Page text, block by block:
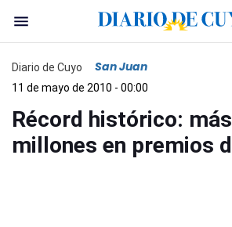
Diario de Cuyo San Juan
11 de mayo de 2010 - 00:00
Récord histórico:
millones en premios